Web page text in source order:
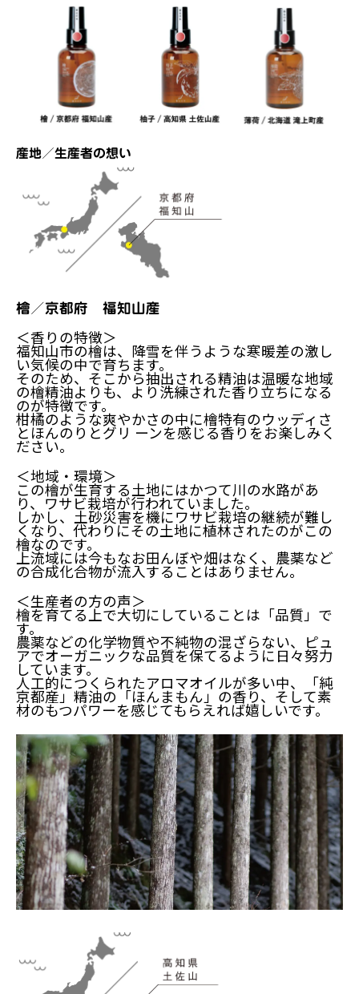
産地／生産者の想い
檜／京都府 福知山産
＜香りの特徴＞
福知山市の檜は、降雪を伴うような寒暖差の激し
い気候の中で育ちます。
そのため、そこから抽出される精油は温暖な地域
の檜精油よりも、より洗練された香り立ちになる
のが特徴です。
柑橘のような爽やかさの中に檜特有のウッディさ
とほんのりとグリ ーンを感じる香りをお楽しみく
ださい。
＜地域・環境＞
この檜が生育する土地にはかつて川の水路があ
り、ワサビ栽培が行われていました。
しかし、土砂災害を機にワサビ栽培の継続が難し
くなり、代わりにその土地に植林されたのがこの
檜なのです。
上流域には今もなお田んぼや畑はなく、農薬など
の合成化合物が流入することはありません。
＜生産者の方の声＞
檜を育てる上で大切にしていることは「品質」で
す。
農薬などの化学物質や不純物の混ざらない、ピュ
アでオーガニックな品質を保てるように日々努力
しています。
人工的につくられたアロマオイルが多い中、「純
京都産」精油の「ほんまもん」の香り、そして素
材のもつパワーを感じてもらえれば嬉しいです。